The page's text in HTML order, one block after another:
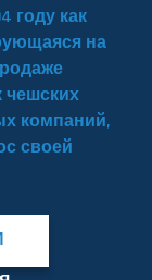
году как
на
компаний,
своей